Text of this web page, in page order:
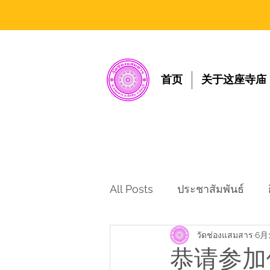
首页 关于这座寺庙
All Posts ประชาสัมพันธ์
恭请参
วัดช่องแสมสาร 6月